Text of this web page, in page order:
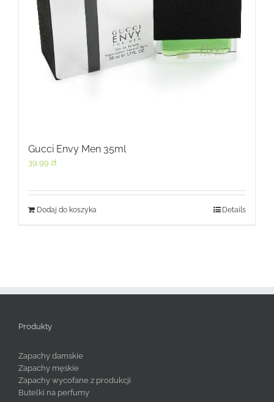
Gucci Envy Men 35ml
39,99 zł
Dodaj do koszyka Details
Produkty
Zapachy damskie
Zapachy męskie
Zapachy wycofane z produkcji
Butelki na perfumy